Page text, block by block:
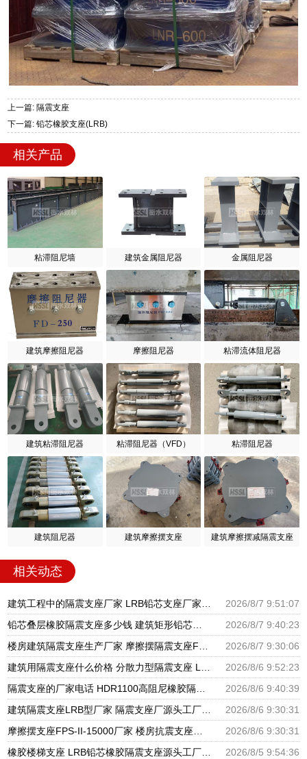
上一篇: 隔震支座
下一篇: 铅芯橡胶支座(LRB)
相关产品
粘滞阻尼墙 建筑金属阻尼器 金属阻尼器
建筑摩擦阻尼器 摩擦阻尼器 粘滞流体阻尼器
建筑粘滞阻尼器 粘滞阻尼器（VFD） 粘滞阻尼器
建筑阻尼器 建筑摩擦摆支座 建筑摩擦摆减隔震支座
相关动态
2026/8/7 9:51:07
2026/8/7 9:40:23
2026/8/7 9:30:06
2026/8/6 9:52:23
2026/8/6 9:40:39
2026/8/6 9:30:31
2026/8/6 9:30:31
2026/8/5 9:54:36